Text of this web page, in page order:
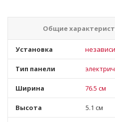
Общие
Установка
Тип панели
Ширина 76.5 см
Высота 5.1 см